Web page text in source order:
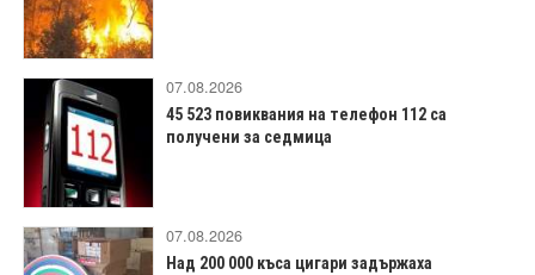
07.08.2026
45 523 повиквания на телефон 112 са
получени за седмица
07.08.2026
Над 200 000 къса цигари задържаха